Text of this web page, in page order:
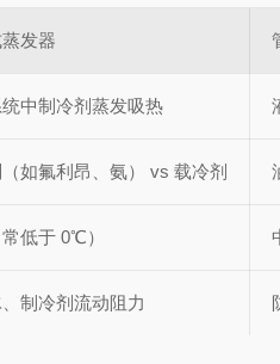
发器
中制冷剂蒸发吸热
如氟利昂、氨） vs 载冷剂
低于 0℃）
制冷剂流动阻力